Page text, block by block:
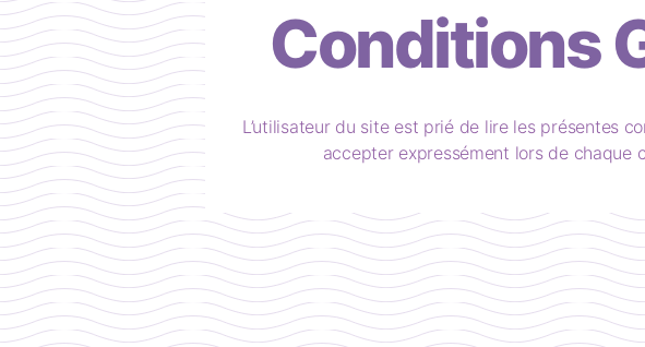
Conditions
L’utilisateur du site est prié de lire les présentes
accepter expressément lors de chaque